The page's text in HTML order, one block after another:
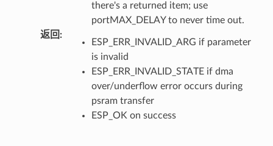
there's a returned item; use
portMAX_DELAY to never time out.
返回 :
ESP_ERR_INVALID_ARG if parameter
is invalid
ESP_ERR_INVALID_STATE if dma
over/underflow error occurs during
psram transfer
ESP_OK on success